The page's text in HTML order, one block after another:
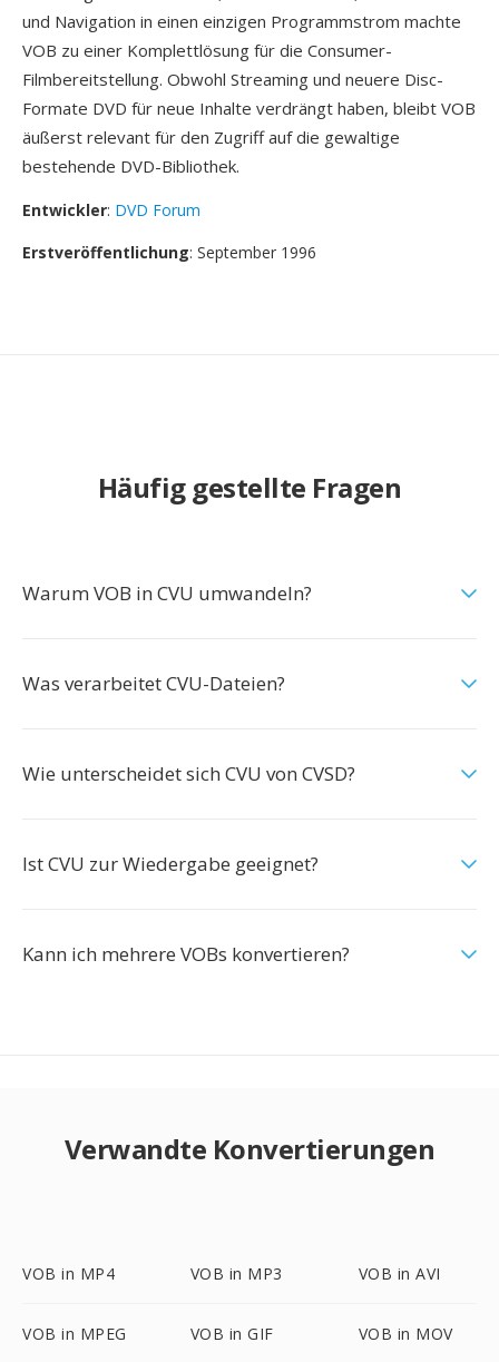
und Navigation in einen einzigen Programmstrom machte
VOB zu einer Komplettlösung für die Consumer-
Filmbereitstellung. Obwohl Streaming und neuere Disc-
Formate DVD für neue Inhalte verdrängt haben, bleibt VOB
äußerst relevant für den Zugriff auf die gewaltige
bestehende DVD-Bibliothek.
Entwickler: DVD Forum
Erstveröffentlichung: September 1996
Häufig gestellte Fragen
Warum VOB in CVU umwandeln?
Was verarbeitet CVU-Dateien?
Wie unterscheidet sich CVU von CVSD?
Ist CVU zur Wiedergabe geeignet?
Kann ich mehrere VOBs konvertieren?
Verwandte Konvertierungen
VOB in MP4 VOB in MP3 VOB in AVI
VOB in MPEG VOB in GIF VOB in MOV